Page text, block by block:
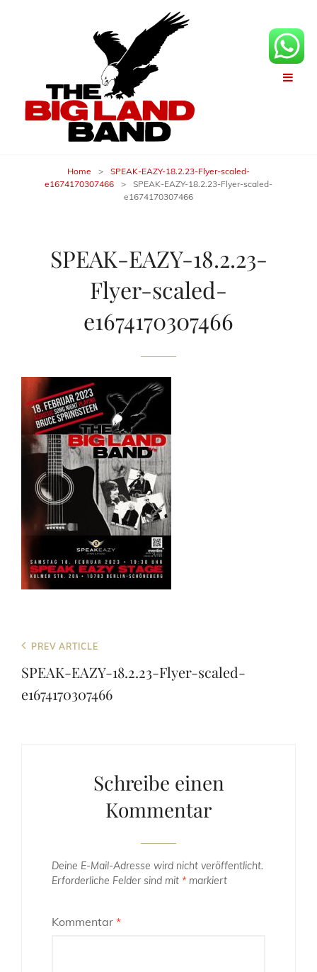
Home >
SPEAK-EAZY-18.2.23-Flyer-scaled-
e1674170307466
>
SPEAK-EAZY-18.2.23-Flyer-scaled-
e1674170307466
SPEAK-EAZY-18.2.23-
Flyer-scaled-
e1674170307466
Beitragsnavigation
Previous
Post
PREV ARTICLE
SPEAK-EAZY-18.2.23-Flyer-scaled-
e1674170307466
Schreibe einen
Kommentar
Deine E-Mail-Adresse wird nicht veröffentlicht.
Erforderliche Felder sind mit * markiert
Kommentar *